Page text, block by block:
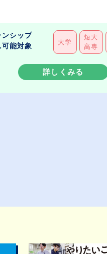
ンシップ
能対象
大学
短大
高専
詳しくみる